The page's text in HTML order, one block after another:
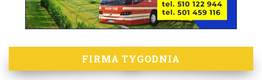
FIRMA TYGODNIA